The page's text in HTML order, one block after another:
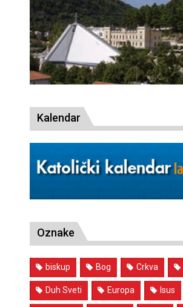
Kalendar
Oznake
biskup Bog Crkva
Duh Sveti Europa Isus